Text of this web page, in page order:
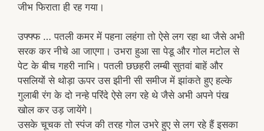
जीभ फिराता ही रह गया।
उफ्फ्फ … पतली कमर में पहना लहंगा तो ऐसे लग रहा था जैसे अभी
सरक कर नीचे आ जाएगा। उभरा हुआ सा पेडू और गोल मटोल से
पेट के बीच गहरी नाभि। पतली छछहरी लम्बी सुतवां बाहें और
पसलियों से थोड़ा ऊपर उस झीनी सी समीज में झांकते हुए हल्के
गुलाबी रंग के दो नन्हे परिंदे ऐसे लग रहे थे जैसे अभी अपने पंख
खोल कर उड़ जायेंगे।
उसके चूचक तो स्पंज की तरह गोल उभरे हुए से लग रहे हैं इसका